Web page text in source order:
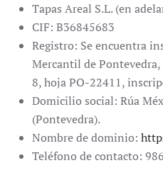
Tapas Areal S.L. (en
CIF: B36845683
Registro: Se encuentra
Mercantil de
8, hoja PO-22411,
Domicilio social: Rúa
(Pontevedra).
Nombre de dominio:
Teléfono de contacto: